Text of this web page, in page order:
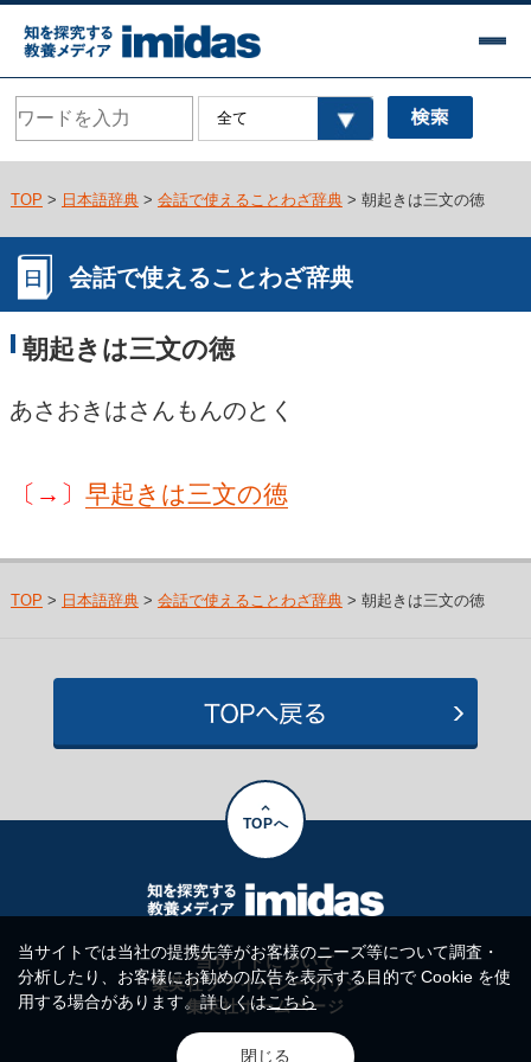
TOP > 日本語辞典> 会話で使えることわざ辞典> 朝起きは三文の徳
会話で使えることわざ辞典
朝起きは三文の徳
あさおきはさんもんのとく
〔→〕 早起きは三文の徳
TOP > 日本語辞典> 会話で使えることわざ辞典> 朝起きは三文の徳
TOPへ
当サイトについて
集英社プライバシーポリシー
集英社ホームページ
当サイトでは当社の提携先等がお客様のニーズ等について調査・
分析したり、お客様にお勧めの広告を表示する目的で Cookie を使
用する場合があります。詳しくはこちら
閉じる